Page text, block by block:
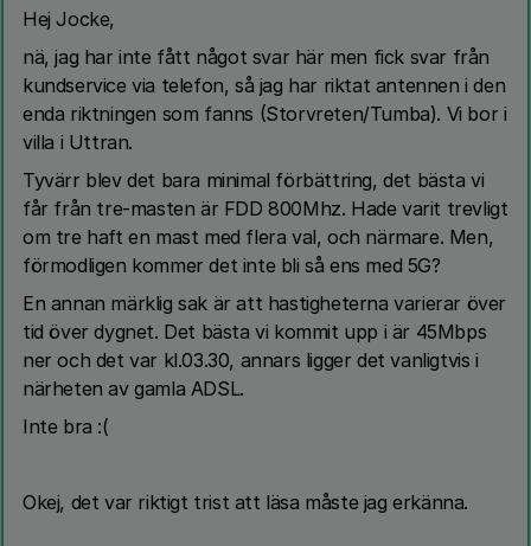
Hej Jocke,
nä, jag har inte fått något svar här men fick svar från
kundservice via telefon, så jag har riktat antennen i den
enda riktningen som fanns (Storvreten/Tumba). Vi bor i
villa i Uttran.
Tyvärr blev det bara minimal förbättring, det bästa vi
får från tre-masten är FDD 800Mhz. Hade varit trevligt
om tre haft en mast med flera val, och närmare. Men,
förmodligen kommer det inte bli så ens med 5G?
En annan märklig sak är att hastigheterna varierar över
tid över dygnet. Det bästa vi kommit upp i är 45Mbps
ner och det var kl.03.30, annars ligger det vanligtvis i
närheten av gamla ADSL.
Inte bra :(
Okej, det var riktigt trist att läsa måste jag erkänna.